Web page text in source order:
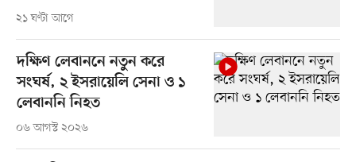
২১ ঘণ্টা আগে
দক্ষিণ লেবাননে নতুন করে
সংঘর্ষ, ২ ইসরায়েলি সেনা ও ১
লেবাননি নিহত
০৬ আগস্ট ২০২৬